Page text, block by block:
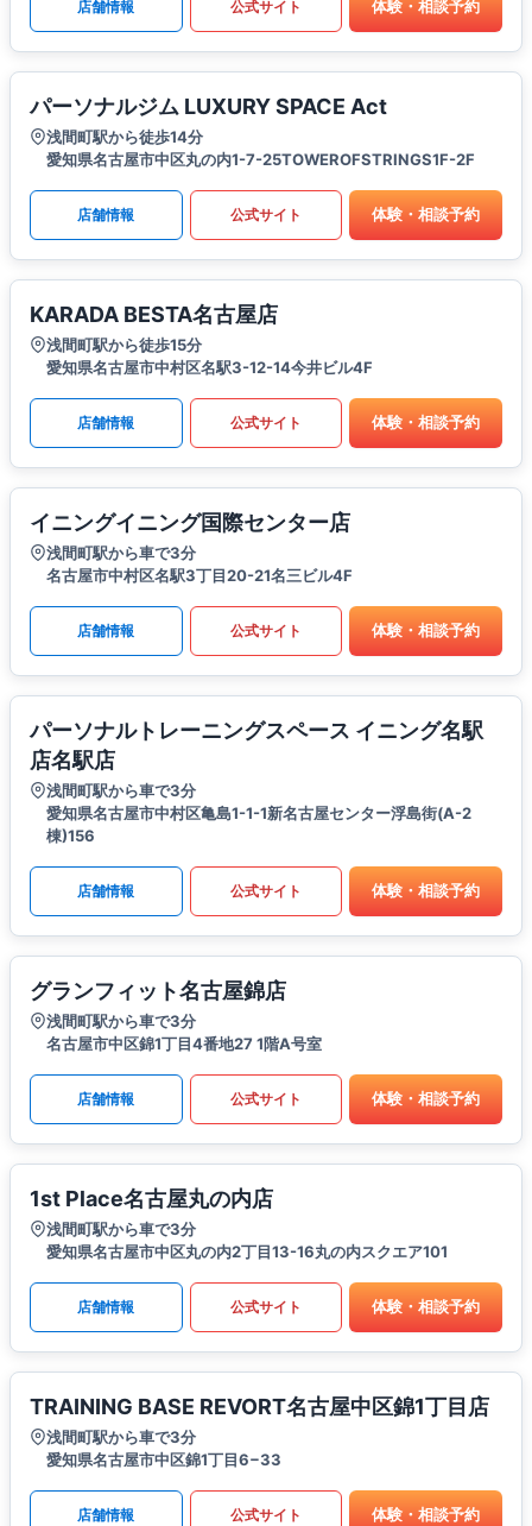
店舗情報 公式サイト 体験・相談予約
パーソナルジム LUXURY SPACE Act
浅間町駅から徒歩14分
愛知県名古屋市中区丸の内1-7-25TOWEROFSTRINGS1F-2F
店舗情報 公式サイト 体験・相談予約
KARADA BESTA名古屋店
浅間町駅から徒歩15分
愛知県名古屋市中村区名駅3-12-14今井ビル4F
店舗情報 公式サイト 体験・相談予約
イニングイニング国際センター店
浅間町駅から車で3分
名古屋市中村区名駅3丁目20-21名三ビル4F
店舗情報 公式サイト 体験・相談予約
パーソナルトレーニングスペース イニング名駅
店名駅店
浅間町駅から車で3分
愛知県名古屋市中村区亀島1-1-1新名古屋センター浮島街(A-2
棟)156
店舗情報 公式サイト 体験・相談予約
グランフィット名古屋錦店
浅間町駅から車で3分
名古屋市中区錦1丁目4番地27 1階A号室
店舗情報 公式サイト 体験・相談予約
1st Place名古屋丸の内店
浅間町駅から車で3分
愛知県名古屋市中区丸の内2丁目13-16丸の内スクエア101
店舗情報 公式サイト 体験・相談予約
TRAINING BASE REVORT名古屋中区錦1丁目店
浅間町駅から車で3分
愛知県名古屋市中区錦1丁目6−33
店舗情報 公式サイト 体験・相談予約